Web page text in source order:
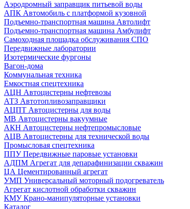
Аэродромный заправщик питьевой воды
АПК Автомобиль с платформой кузовной
Подъемно-транспортная машина Автолифт
Подъемно-транспортная машина Амбулифт
Самоходная площадка обслуживания СПО
Передвижные лаборатории
Изотермические фургоны
Вагон-дома
Коммунальная техника
Емкостная спецтехника
АЦН Автоцистерны нефтевозы
АТЗ Автотопливозаправщики
АЦПТ Автоцистерны для воды
МВ Автоцистерны вакуумные
АКН Автоцистерны нефтепромысловые
АЦВ Автоцистерны для технической воды
Промысловая спецтехника
ППУ Передвижные паровые установки
АДПМ Агрегат для депарафинизации скважин
ЦА Цементированный агрегат
УМП Универсальный моторный подогреватель
Агрегат кислотной обработки скважин
КМУ Крано-манипуляторные установки
Каталог